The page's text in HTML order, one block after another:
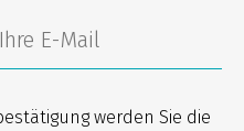
werden Sie die